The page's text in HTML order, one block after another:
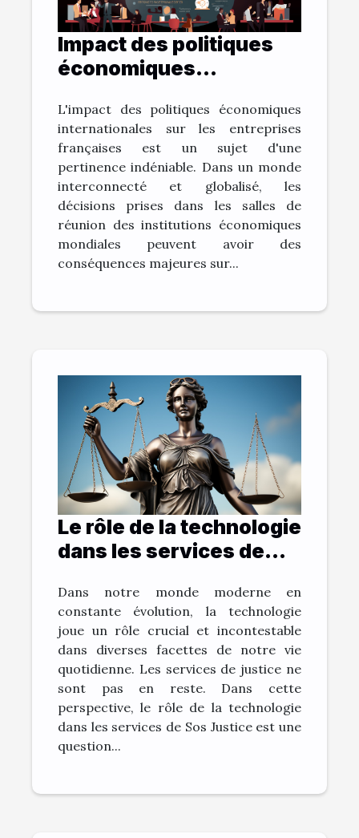
Impact des politiques
économiques
vitalité des entreprises
françaises
L'impact des politiques économiques
internationales sur les entreprises
françaises est un sujet d'une
pertinence indéniable. Dans un monde
interconnecté et globalisé, les
décisions prises dans les salles de
réunion des institutions économiques
mondiales peuvent avoir des
conséquences majeures sur...
Le rôle de la technologie
dans les services de
Dans notre monde moderne en
constante évolution, la technologie
joue un rôle crucial et incontestable
dans diverses facettes de notre vie
quotidienne. Les services de justice ne
sont pas en reste. Dans cette
perspective, le rôle de la technologie
dans les services de Sos Justice est une
question...